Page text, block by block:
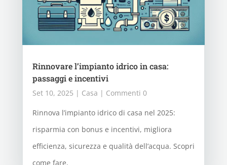
Rinnovare l’impianto idrico in casa:
passaggi e incentivi
Set 10, 2025 | Casa | Commenti 0
Rinnova l’impianto idrico di casa nel 2025:
risparmia con bonus e incentivi, migliora
efficienza, sicurezza e qualità dell’acqua. Scopri
come fare.